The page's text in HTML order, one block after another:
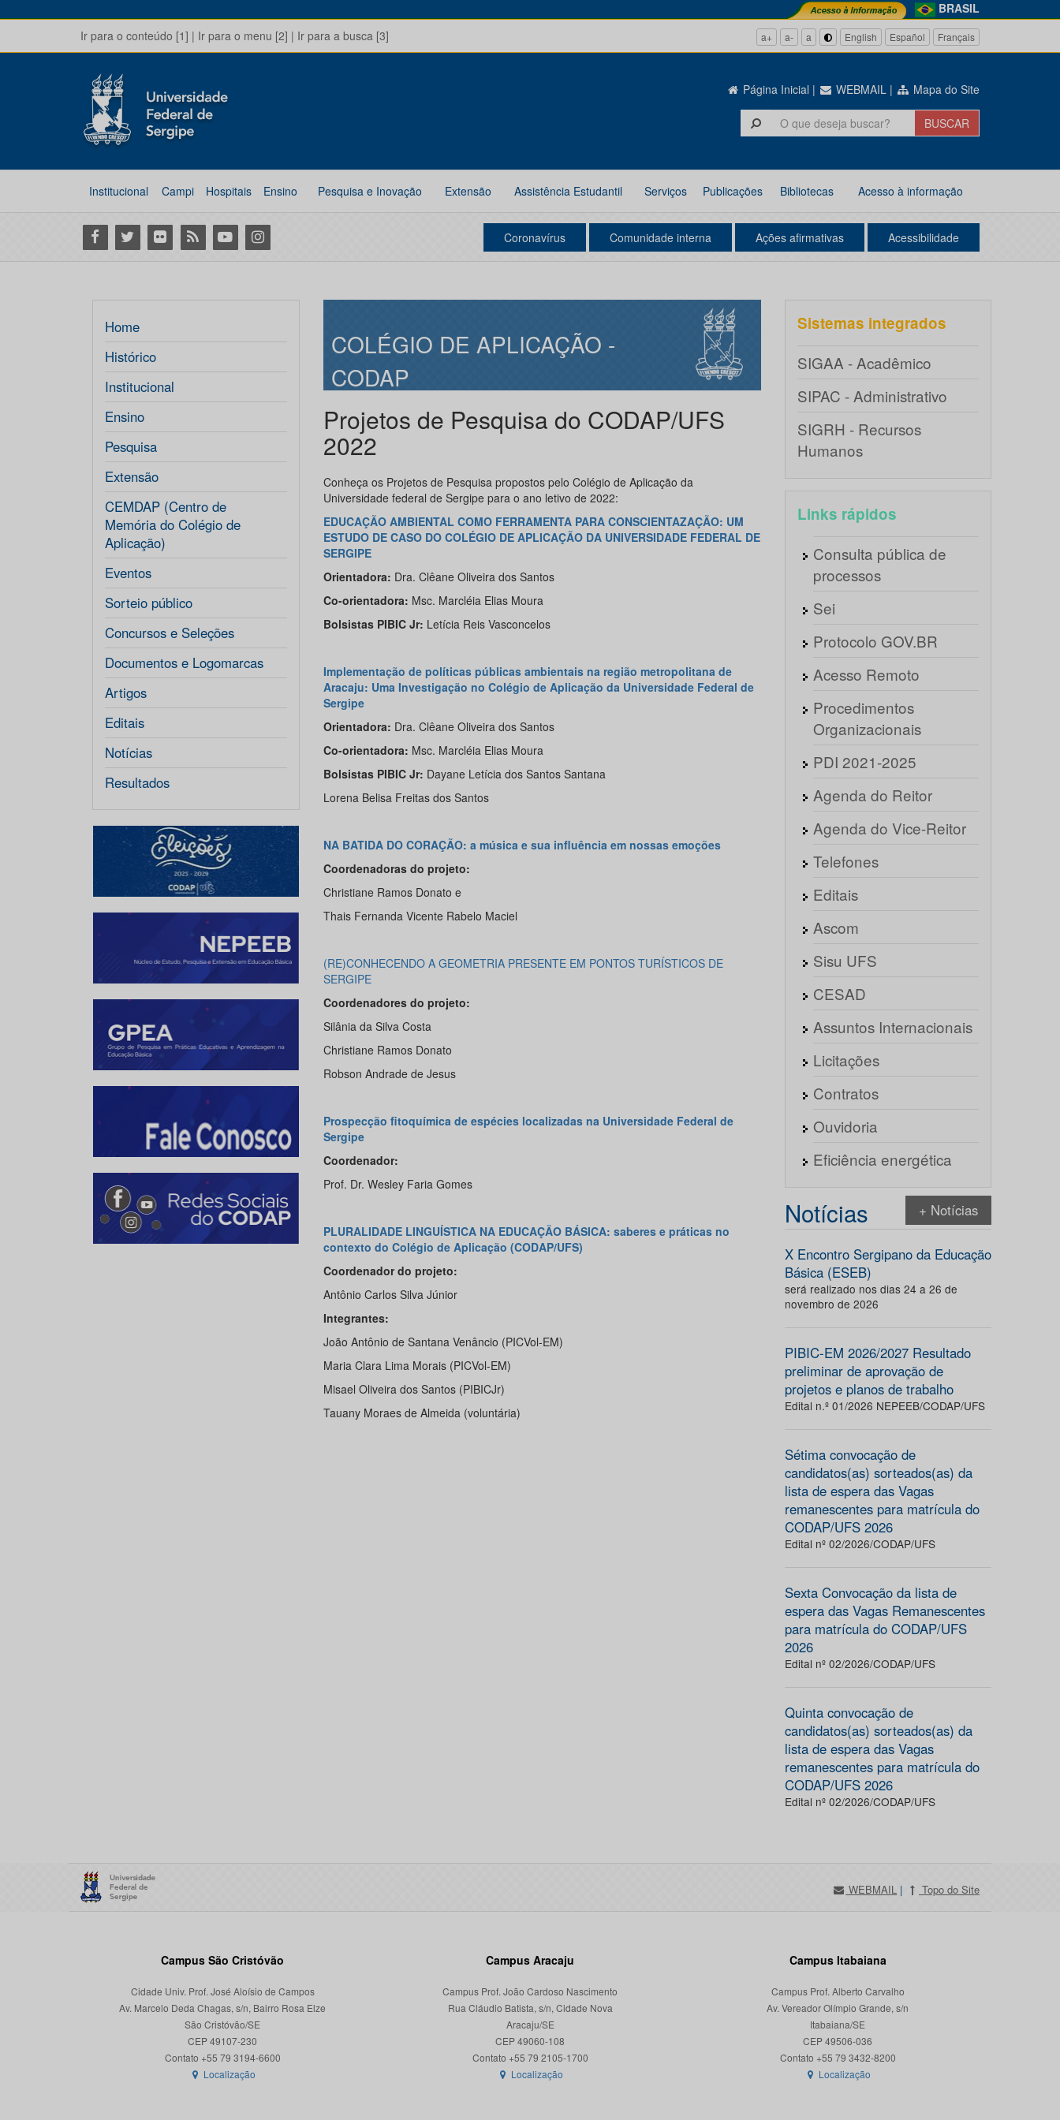
BRASIL
Ir para o conteúdo [1] | Ir para o menu [2] | Ir para a busca [3] a+ a- a English Español Français
Página Inicial | WEBMAIL | Mapa do Site
Institucional Campi Hospitais Ensino Pesquisa e Inovação Extensão Assistência Estudantil Serviços Publicações Bibliotecas Acesso à informação
Facebook
Twitter Flickr RSS YoutubeInstagram Coronavírus Comunidade interna Ações afirmativas Acessibilidade
Home
Histórico
Institucional
Ensino
Pesquisa
Extensão
CEMDAP (Centro de
Memória do Colégio de
Aplicação)
Eventos
Sorteio público
Concursos e Seleções
Documentos e Logomarcas
Artigos
Editais
Notícias
Resultados
COLÉGIO DE APLICAÇÃO -
CODAP
Projetos de Pesquisa do CODAP/UFS
2022
Conheça os Projetos de Pesquisa propostos pelo Colégio de Aplicação da
Universidade federal de Sergipe para o ano letivo de 2022:
EDUCAÇÃO AMBIENTAL COMO FERRAMENTA PARA CONSCIENTAZAÇÃO: UM
ESTUDO DE CASO DO COLÉGIO DE APLICAÇÃO DA UNIVERSIDADE FEDERAL DE
SERGIPE
Orientadora: Dra. Clêane Oliveira dos Santos
Co-orientadora: Msc. Marcléia Elias Moura
Bolsistas PIBIC Jr: Letícia Reis Vasconcelos
Implementação de políticas públicas ambientais na região metropolitana de
Aracaju: Uma Investigação no Colégio de Aplicação da Universidade Federal de
Sergipe
Orientadora: Dra. Clêane Oliveira dos Santos
Co-orientadora: Msc. Marcléia Elias Moura
Bolsistas PIBIC Jr: Dayane Letícia dos Santos Santana
Lorena Belisa Freitas dos Santos
NA BATIDA DO CORAÇÃO: a música e sua influência em nossas emoções
Coordenadoras do projeto:
Christiane Ramos Donato e
Thais Fernanda Vicente Rabelo Maciel
(RE)CONHECENDO A GEOMETRIA PRESENTE EM PONTOS TURÍSTICOS DE
SERGIPE
Coordenadores do projeto:
Silânia da Silva Costa
Christiane Ramos Donato
Robson Andrade de Jesus
Prospecção fitoquímica de espécies localizadas na Universidade Federal de
Sergipe
Coordenador:
Prof. Dr. Wesley Faria Gomes
PLURALIDADE LINGUÍSTICA NA EDUCAÇÃO BÁSICA: saberes e práticas no
contexto do Colégio de Aplicação (CODAP/UFS)
Coordenador do projeto:
Antônio Carlos Silva Júnior
Integrantes:
João Antônio de Santana Venâncio (PICVol-EM)
Maria Clara Lima Morais (PICVol-EM)
Misael Oliveira dos Santos (PIBICJr)
Tauany Moraes de Almeida (voluntária)
Sistemas integrados
SIGAA - Acadêmico
SIPAC - Administrativo
SIGRH - Recursos
Humanos
Links rápidos
Consulta pública de
processos
Sei
Protocolo GOV.BR
Acesso Remoto
Procedimentos
Organizacionais
PDI 2021-2025
Agenda do Reitor
Agenda do Vice-Reitor
Telefones
Editais
Ascom
Sisu UFS
CESAD
Assuntos Internacionais
Licitações
Contratos
Ouvidoria
Eficiência energética
Notícias + Notícias
X Encontro Sergipano da Educação
Básica (ESEB)
será realizado nos dias 24 a 26 de
novembro de 2026
PIBIC-EM 2026/2027 Resultado
preliminar de aprovação de
projetos e planos de trabalho
Edital n.º 01/2026 NEPEEB/CODAP/UFS
Sétima convocação de
candidatos(as) sorteados(as) da
lista de espera das Vagas
remanescentes para matrícula do
CODAP/UFS 2026
Edital nº 02/2026/CODAP/UFS
Sexta Convocação da lista de
espera das Vagas Remanescentes
para matrícula do CODAP/UFS
2026
Edital nº 02/2026/CODAP/UFS
Quinta convocação de
candidatos(as) sorteados(as) da
lista de espera das Vagas
remanescentes para matrícula do
CODAP/UFS 2026
Edital nº 02/2026/CODAP/UFS
WEBMAIL | Topo do Site
Campus São Cristóvão
Cidade Univ. Prof. José Aloísio de Campos
Av. Marcelo Deda Chagas, s/n, Bairro Rosa Elze
São Cristóvão/SE
CEP 49107-230
Localização
Campus Aracaju
Campus Prof. João Cardoso Nascimento
Rua Cláudio Batista, s/n, Cidade Nova
Aracaju/SE
CEP 49060-108
Localização
Campus Itabaiana
Campus Prof. Alberto Carvalho
Av. Vereador Olímpio Grande, s/n
Itabaiana/SE
CEP 49506-036
Localização